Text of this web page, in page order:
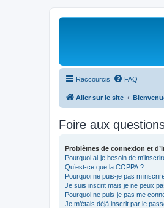
Raccourcis FAQ
Aller sur le site
Foire aux
Problèmes de connexion et
Pourquoi ai-je besoin de
Qu’est-ce que la COPPA ?
Pourquoi ne puis-je pas
Je suis inscrit mais je ne peux
Pourquoi ne puis-je pas me
Je m’étais déjà inscrit par le